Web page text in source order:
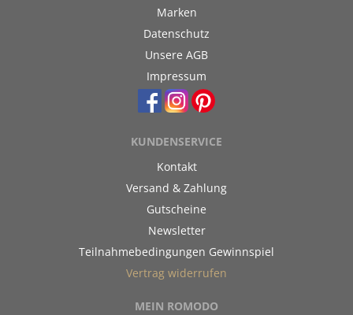
Marken
Datenschutz
Unsere AGB
Impressum
KUNDENSERVICE
Kontakt
Versand & Zahlung
Gutscheine
Newsletter
Teilnahmebedingungen Gewinnspiel
Vertrag widerrufen
MEIN ROMODO